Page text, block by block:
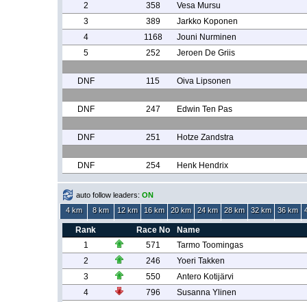
2
358
Vesa Mursu
3
389
Jarkko Koponen
4
1168
Jouni Nurminen
5
252 Jeroen De Griis
DNF 115 Oiva Lipsonen
DNF 247 Edwin Ten Pas
DNF 251 Hotze Zandstra
DNF 254 Henk Hendrix
auto follow leaders: ON
4 km
8 km 12 km 16 km 20 km 24 km 28 km 32 km 36 km
Rank Race No
Name
1
571
Tarmo Toomingas
2
246
Yoeri Takken
3
550
Antero Kotijärvi
4
796
Susanna Ylinen